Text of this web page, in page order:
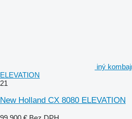
iný
ELEVATION
21
New Holland CX 8080 ELEVATION